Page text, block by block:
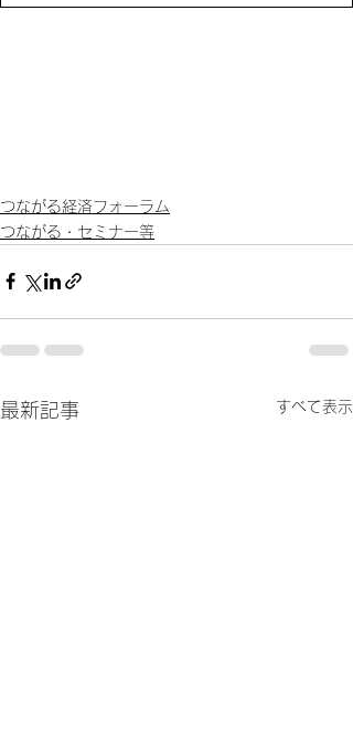
つながる経済フォーラム
つながる・セミナー等
最新記事 すべて表示